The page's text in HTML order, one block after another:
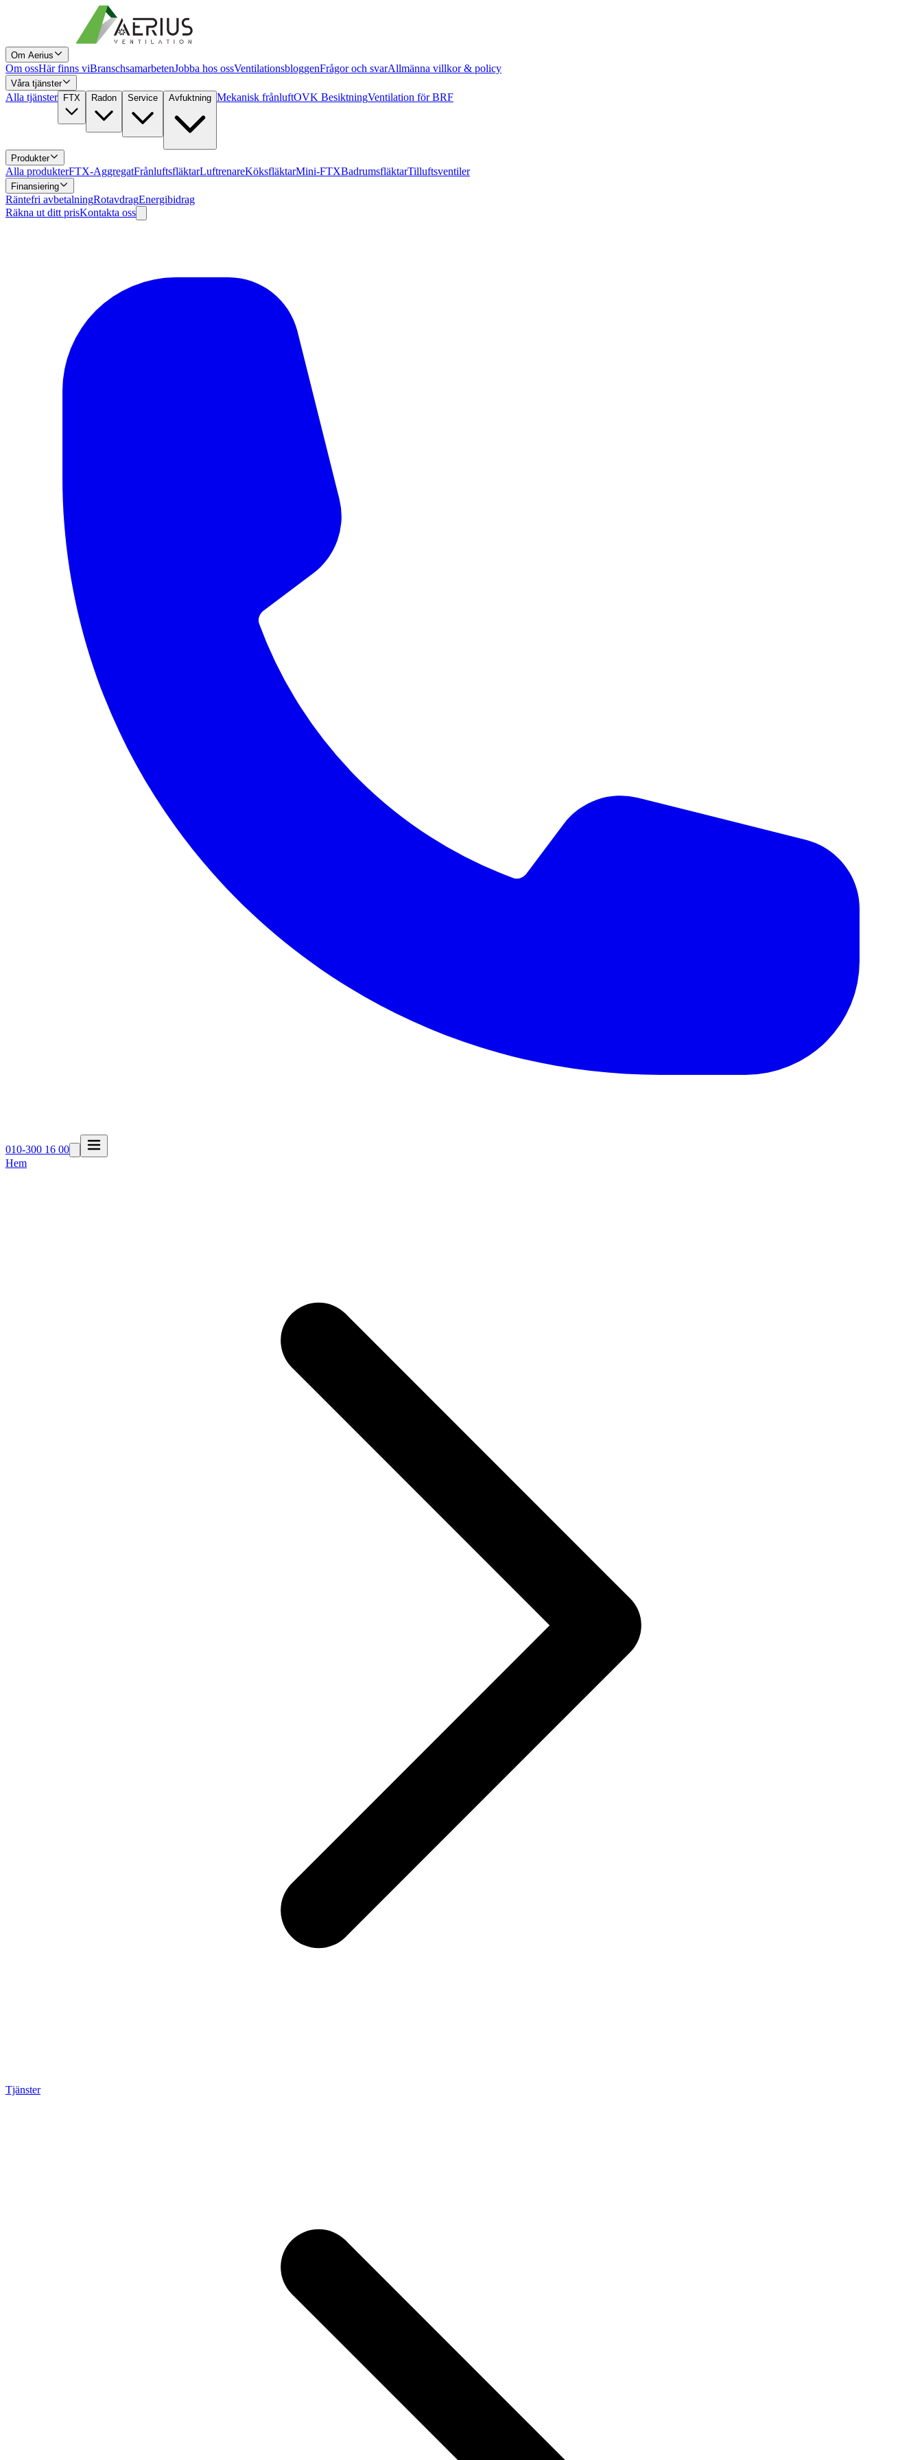
Om Aerius
Om ossHär finns viBranschsamarbetenJobba hos ossVentilationsbloggenFrågor och svarAllmänna villkor & policy
Våra tjänster
Alla tjänster FTX Radon Service Avfuktning Mekanisk frånluftOVK BesiktningVentilation för BRF
Produkter
Alla produkterFTX-AggregatFrånluftsfläktarLuftrenareKöksfläktarMini-FTXBadrumsfläktarTilluftsventiler
Finansiering
Räntefri avbetalningRotavdragEnergibidrag
Räkna ut ditt prisKontakta oss
010-300 16 00
Hem
Tjänster